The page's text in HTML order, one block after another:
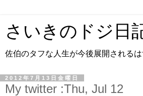
さいきのドジ日
佐伯のタフな人生が今後展開される
2012年7月13日金曜日
My twitter :Thu, Jul 12